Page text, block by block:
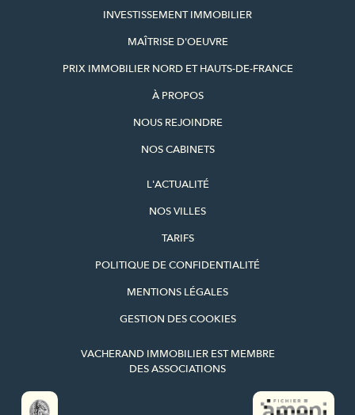
INVESTISSEMENT IMMOBILIER
MAÎTRISE D'OEUVRE
PRIX IMMOBILIER NORD ET HAUTS-DE-FRANCE
À PROPOS
NOUS REJOINDRE
NOS CABINETS
L'ACTUALITÉ
NOS VILLES
TARIFS
POLITIQUE DE CONFIDENTIALITÉ
MENTIONS LÉGALES
GESTION DES COOKIES
VACHERAND IMMOBILIER EST MEMBRE
DES ASSOCIATIONS